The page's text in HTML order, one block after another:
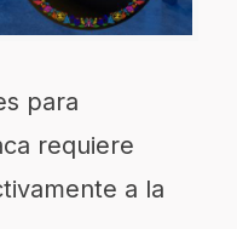
para
requiere
a la